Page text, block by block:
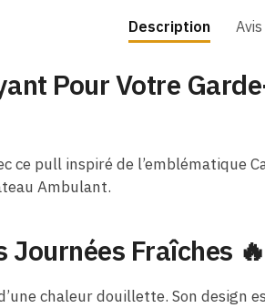
Description Avis
Pour Votre
ce pull inspiré de l’emblématique
Ambulant.
Fraîches 🔥
chaleur douillette. Son